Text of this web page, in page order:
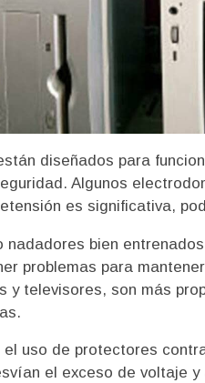
diseñados para
Algunos
es significativa,
bien
problemas para
televisores, son más
uso de protectores
el exceso de voltaje